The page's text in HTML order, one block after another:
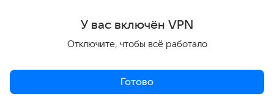
У вас включён VPN
Отключите, чтобы всё работало
Готово